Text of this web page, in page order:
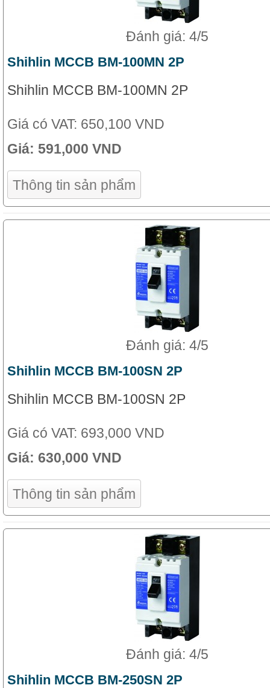
Đánh giá: 4/5
Shihlin MCCB BM-100MN 2P
Shihlin MCCB BM-100MN 2P
Giá có VAT: 650,100 VND
Giá: 591,000 VND
Thông tin sản phẩm
Đánh giá: 4/5
Shihlin MCCB BM-100SN 2P
Shihlin MCCB BM-100SN 2P
Giá có VAT: 693,000 VND
Giá: 630,000 VND
Thông tin sản phẩm
Đánh giá: 4/5
Shihlin MCCB BM-250SN 2P